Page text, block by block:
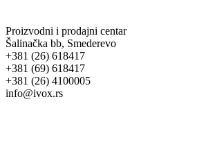
Proizvodni i prodajni centar
Šalinačka bb, Smederevo
+381 (26) 618417
+381 (69) 618417
+381 (26) 4100005
info@ivox.rs